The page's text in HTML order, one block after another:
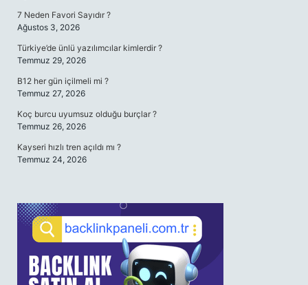
7 Neden Favori Sayıdır ?
Ağustos 3, 2026
Türkiye’de ünlü yazılımcılar kimlerdir ?
Temmuz 29, 2026
B12 her gün içilmeli mi ?
Temmuz 27, 2026
Koç burcu uyumsuz olduğu burçlar ?
Temmuz 26, 2026
Kayseri hızlı tren açıldı mı ?
Temmuz 24, 2026